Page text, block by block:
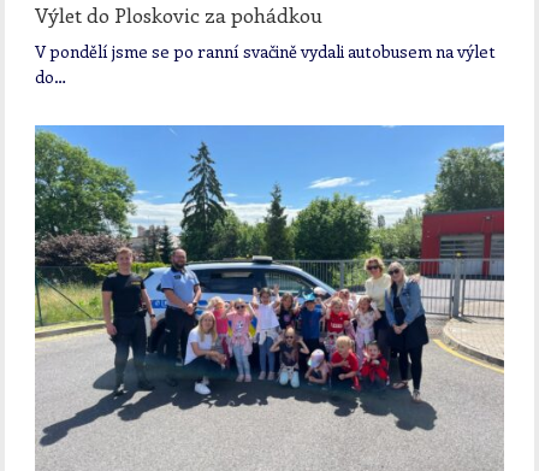
Výlet do Ploskovic za pohádkou
V pondělí jsme se po ranní svačině vydali autobusem na výlet
do…